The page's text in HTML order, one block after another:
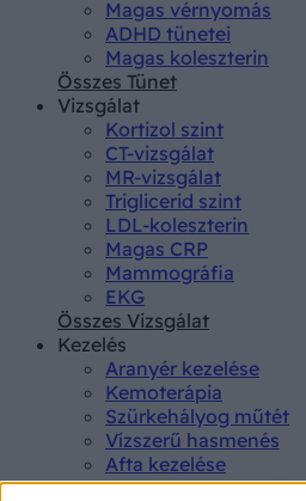
Magas vérnyomás
ADHD tünetei
Magas koleszterin
Összes Tünet
Vizsgálat
Kortizol szint
CT-vizsgálat
MR-vizsgálat
Triglicerid szint
LDL-koleszterin
Magas CRP
Mammográfia
EKG
Összes Vizsgálat
Kezelés
Aranyér kezelése
Kemoterápia
Szürkehályog műtét
Vízszerű hasmenés
Afta kezelése
Dagadt boka kezelése